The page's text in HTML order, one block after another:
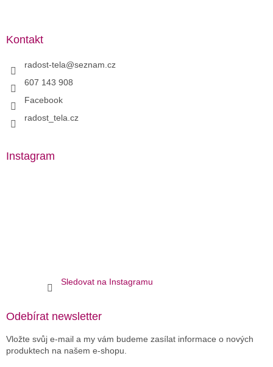
Kontakt
radost-tela@seznam.cz
607 143 908
Facebook
radost_tela.cz
Instagram
Sledovat na Instagramu
Odebírat newsletter
Vložte svůj e-mail a my vám budeme zasílat informace o nových
produktech na našem e-shopu.